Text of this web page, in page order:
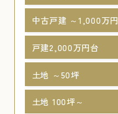
中古戸建 ～1,000万円
戸建2,000万円台
土地 ～50坪
土地 100坪～